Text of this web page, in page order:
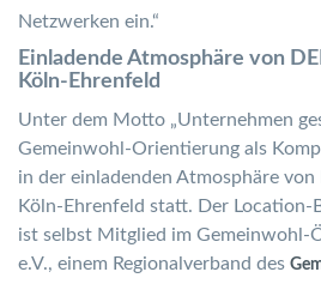
Netzwerken ein.“
Einladende Atmosphäre von
Köln-Ehrenfeld
Unter dem Motto „Unternehmen
Gemeinwohl-Orientierung als
in der einladenden Atmosphäre von
Köln-Ehrenfeld statt. Der Location-
ist selbst Mitglied im Gemeinwohl-
e.V., einem Regionalverband des